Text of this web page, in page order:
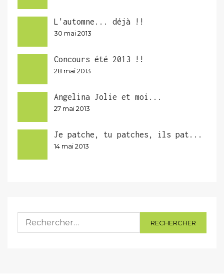
L'automne... déjà !!
30 mai 2013
Concours été 2013 !!
28 mai 2013
Angelina Jolie et moi...
27 mai 2013
Je patche, tu patches, ils pat...
14 mai 2013
Rechercher :